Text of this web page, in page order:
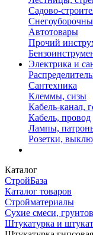
Садово-
Автотовары
Прочий
Электрика и
Сантехника
Клеммы, сизы
Кабель-канал,
Кабель, провод
Лампы,
Розетки,
Каталог
СтройБаза
Каталог товаров
Стройматериалы
Сухие смеси,
Штукатурка и